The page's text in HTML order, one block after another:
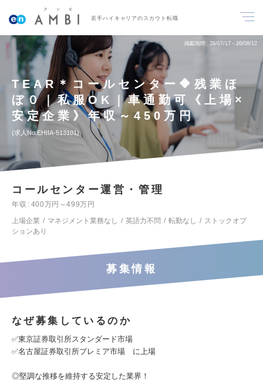
若手ハイキャリアのスカウト転職
掲載期間 26/07/17～26/08/12
TEAR＊コールセンター🔶残業ほ
ぼ０｜私服OK｜車通勤可《上場×
安定企業》年収～450万円
求人No.EHIIA-513101
コールセンター運営・管理
年収
400万円～499万円
上場企業
マネジメント業務なし 英語力不問 転勤なし
ストックオプ
ションあり
募集情報
なぜ募集しているのか
✅東京証券取引所スタンダード市場
✅名古屋証券取引所プレミア市場 に上場
◎堅調な推移を維持する安定した業界！